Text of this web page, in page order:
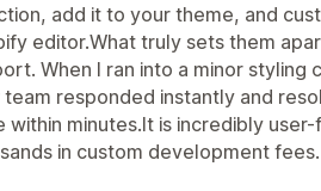
add it to your theme, and
editor.What truly sets them
When I ran into a minor
team responded instantly and
within minutes.It is incredibly
in custom development